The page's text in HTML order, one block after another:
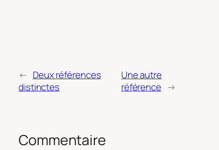
← Deux références
distinctes
Une autre
référence →
Commentaire